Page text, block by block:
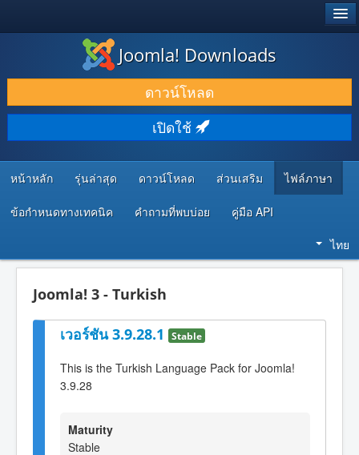
ดาวน์โหลด & ส่วนเสริม
ค้นคว้า & เรียนรู้
ชุมชน & สนับสนุน
ทรัพยากรสำหรับนักพัฒนา
Joomla! Downloads
ดาวน์โหลด
เปิดใช้
หน้าหลัก รุ่นล่าสุด ดาวน์โหลด ส่วนเสริม ไฟล์ภาษา
ข้อกำหนดทางเทคนิค คำถามที่พบบ่อย คู่มือ API
ไทย
Joomla! 3 - Turkish
เวอร์ชัน 3.9.28.1 Stable
This is the Turkish Language Pack for Joomla!
3.9.28
Maturity
Stable